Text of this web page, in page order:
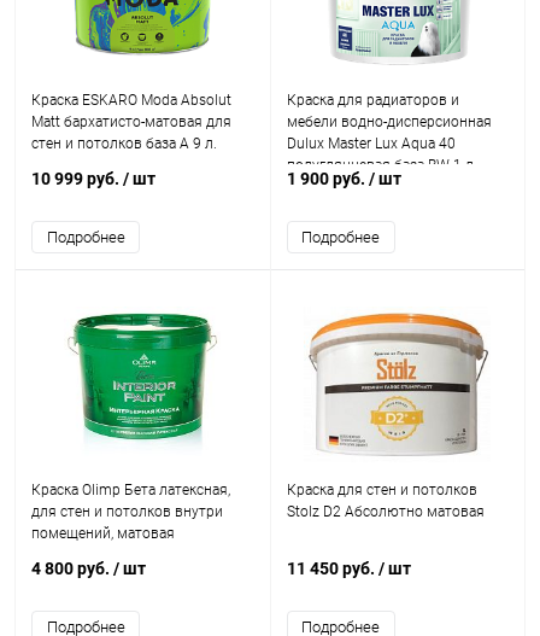
Краска ESKARO Moda Absolut
Matt бархатисто-матовая для
стен и потолков база А 9 л.
10 999 руб. / шт
Подробнее
Краска для радиаторов и
мебели водно-дисперсионная
Dulux Master Lux Aqua 40
полуглянцевая база BW 1 л.
1 900 руб. / шт
Подробнее
Краска Olimp Бета латексная,
для стен и потолков внутри
помещений, матовая
4 800 руб. / шт
Подробнее
Краска для стен и потолков
Stolz D2 Абсолютно матовая
11 450 руб. / шт
Подробнее